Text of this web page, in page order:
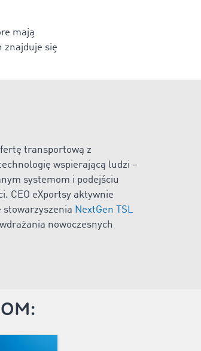
mają
znajduje się
transportową z
wspierającą ludzi –
systemom i podejściu
CEO eXportsy aktywnie
stowarzyszenia NextGen TSL
nowoczesnych